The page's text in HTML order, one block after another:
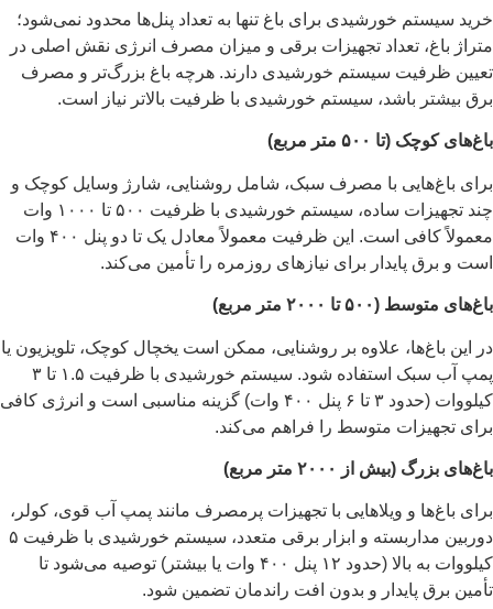
خرید سیستم خورشیدی برای باغ تنها به تعداد پنل‌ها محدود نمی‌شود؛
متراژ باغ، تعداد تجهیزات برقی و میزان مصرف انرژی نقش اصلی در
تعیین ظرفیت سیستم خورشیدی دارند. هرچه باغ بزرگ‌تر و مصرف
برق بیشتر باشد، سیستم خورشیدی با ظرفیت بالاتر نیاز است.
باغ‌های کوچک (تا ۵۰۰ متر مربع)
برای باغ‌هایی با مصرف سبک، شامل روشنایی، شارژ وسایل کوچک و
چند تجهیزات ساده، سیستم خورشیدی با ظرفیت ۵۰۰ تا ۱۰۰۰ وات
معمولاً کافی است. این ظرفیت معمولاً معادل یک تا دو پنل ۴۰۰ وات
است و برق پایدار برای نیازهای روزمره را تأمین می‌کند.
باغ‌های متوسط (۵۰۰ تا ۲۰۰۰ متر مربع)
در این باغ‌ها، علاوه بر روشنایی، ممکن است یخچال کوچک، تلویزیون یا
پمپ آب سبک استفاده شود. سیستم خورشیدی با ظرفیت ۱.۵ تا ۳
کیلووات (حدود ۳ تا ۶ پنل ۴۰۰ وات) گزینه مناسبی است و انرژی کافی
برای تجهیزات متوسط را فراهم می‌کند.
باغ‌های بزرگ (بیش از ۲۰۰۰ متر مربع)
برای باغ‌ها و ویلاهایی با تجهیزات پرمصرف مانند پمپ آب قوی، کولر،
دوربین مداربسته و ابزار برقی متعدد، سیستم خورشیدی با ظرفیت ۵
کیلووات به بالا (حدود ۱۲ پنل ۴۰۰ وات یا بیشتر) توصیه می‌شود تا
تأمین برق پایدار و بدون افت راندمان تضمین شود.